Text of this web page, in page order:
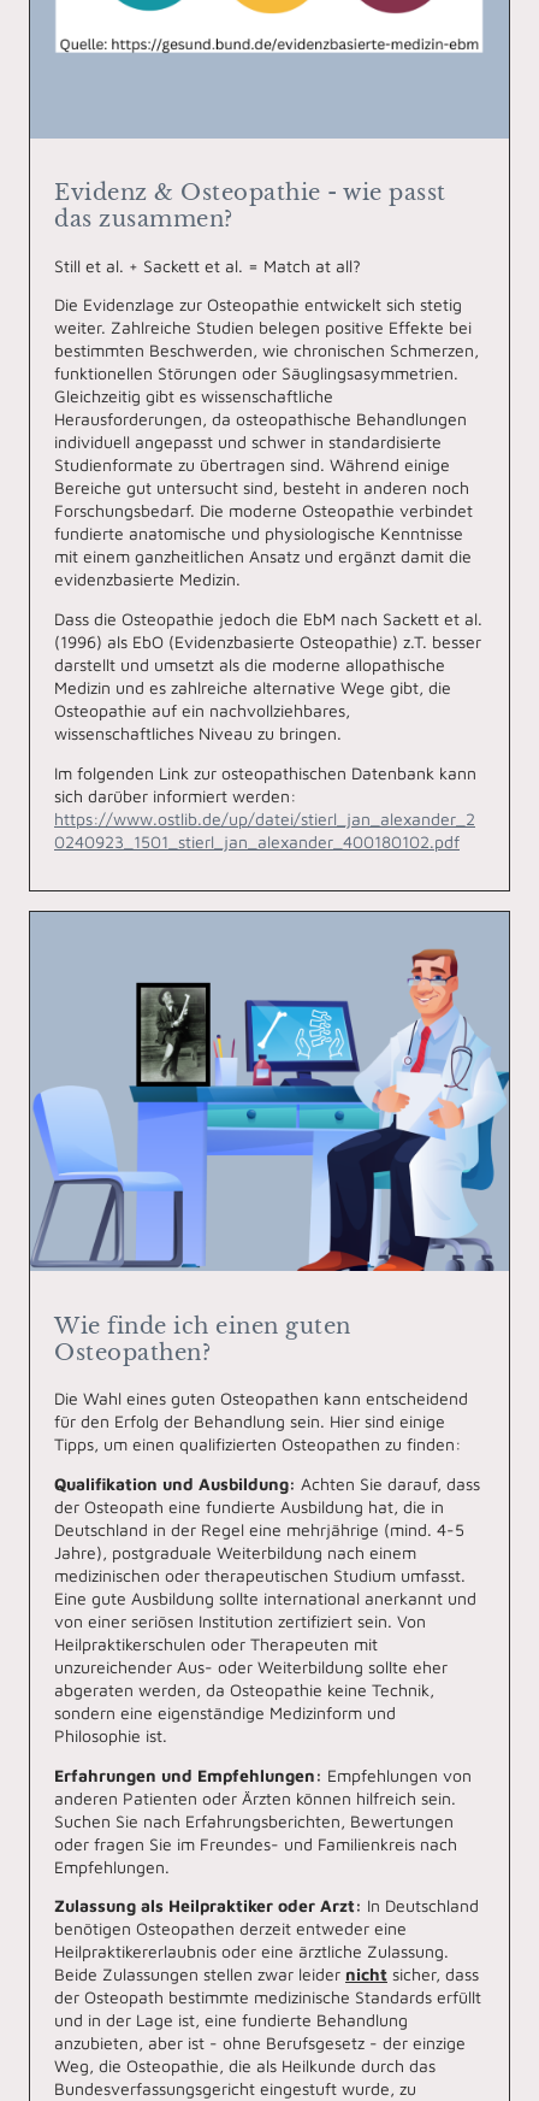
Evidenz & Osteopathie - wie passt
das zusammen?
Still et al. + Sackett et al. = Match at all?
Die Evidenzlage zur Osteopathie entwickelt sich stetig
weiter. Zahlreiche Studien belegen positive Effekte bei
bestimmten Beschwerden, wie chronischen Schmerzen,
funktionellen Störungen oder Säuglingsasymmetrien.
Gleichzeitig gibt es wissenschaftliche
Herausforderungen, da osteopathische Behandlungen
individuell angepasst und schwer in standardisierte
Studienformate zu übertragen sind. Während einige
Bereiche gut untersucht sind, besteht in anderen noch
Forschungsbedarf. Die moderne Osteopathie verbindet
fundierte anatomische und physiologische Kenntnisse
mit einem ganzheitlichen Ansatz und ergänzt damit die
evidenzbasierte Medizin.
Dass die Osteopathie jedoch die EbM nach Sackett et al.
(1996) als EbO (Evidenzbasierte Osteopathie) z.T. besser
darstellt und umsetzt als die moderne allopathische
Medizin und es zahlreiche alternative Wege gibt, die
Osteopathie auf ein nachvollziehbares,
wissenschaftliches Niveau zu bringen.
Im folgenden Link zur osteopathischen Datenbank kann
sich darüber informiert werden:
https://www.ostlib.de/up/datei/stierl_jan_alexander_2
0240923_1501_stierl_jan_alexander_400180102.pdf
Wie finde ich einen guten
Osteopathen?
Die Wahl eines guten Osteopathen kann entscheidend
für den Erfolg der Behandlung sein. Hier sind einige
Tipps, um einen qualifizierten Osteopathen zu finden:
Qualifikation und Ausbildung: Achten Sie darauf, dass
der Osteopath eine fundierte Ausbildung hat, die in
Deutschland in der Regel eine mehrjährige (mind. 4-5
Jahre), postgraduale Weiterbildung nach einem
medizinischen oder therapeutischen Studium umfasst.
Eine gute Ausbildung sollte international anerkannt und
von einer seriösen Institution zertifiziert sein. Von
Heilpraktikerschulen oder Therapeuten mit
unzureichender Aus- oder Weiterbildung sollte eher
abgeraten werden, da Osteopathie keine Technik,
sondern eine eigenständige Medizinform und
Philosophie ist.
Erfahrungen und Empfehlungen: Empfehlungen von
anderen Patienten oder Ärzten können hilfreich sein.
Suchen Sie nach Erfahrungsberichten, Bewertungen
oder fragen Sie im Freundes- und Familienkreis nach
Empfehlungen.
Zulassung als Heilpraktiker oder Arzt: In Deutschland
benötigen Osteopathen derzeit entweder eine
Heilpraktikererlaubnis oder eine ärztliche Zulassung.
Beide Zulassungen stellen zwar leider nicht sicher, dass
der Osteopath bestimmte medizinische Standards erfüllt
und in der Lage ist, eine fundierte Behandlung
anzubieten, aber ist - ohne Berufsgesetz - der einzige
Weg, die Osteopathie, die als Heilkunde durch das
Bundesverfassungsgericht eingestuft wurde, zu